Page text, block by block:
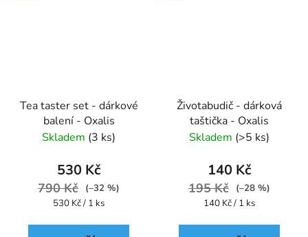
Tea taster set - dárkové
balení - Oxalis
Skladem (3 ks)
530 Kč
790 Kč
(–32 %)
Měrná
530 Kč / 1 ks
Životabudič - dárková
taštička - Oxalis
Skladem (>5 ks)
140 Kč
195 Kč
(–28 %)
Měrná
140 Kč / 1 ks